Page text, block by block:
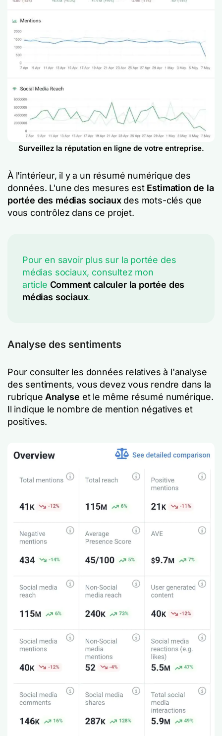
Surveillez la réputation en ligne de votre entreprise.
À l'intérieur, il y a un résumé numérique des
données. L'une des mesures est Estimation de la
portée des médias sociauxdes mots-clés que
vous contrôlez dans ce projet.
Pour en savoir plus sur la portée des
médias sociaux, consultez mon
article Comment calculer la portée des
médias sociaux.
Analyse des sentiments
Pour consulter les données relatives à l'analyse
des sentiments, vous devez vous rendre dans la
rubrique Analyse et le même résumé numérique.
Il indique le nombre de mention négatives et
positives.